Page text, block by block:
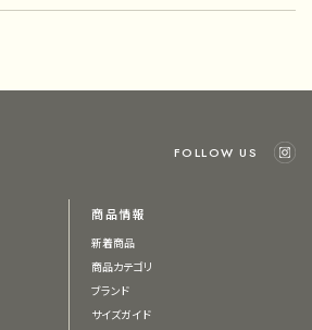
FOLLOW US
商品情報
新着商品
商品カテゴリ
ブランド
サイズガイド